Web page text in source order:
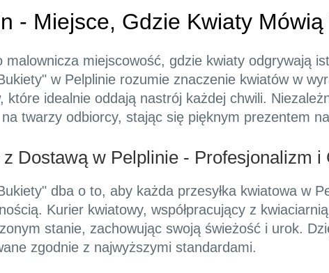
- Miejsce, Gdzie Kwiaty Mówią
malownicza miejscowość, gdzie kwiaty odgrywają
w Pelplinie rozumie znaczenie kwiatów w
które idealnie oddają nastrój każdej chwili.
twarzy odbiorcy, stając się pięknym prezentem
z Dostawą w Pelplinie - Profesjonalizm i
dba o to, aby każda przesyłka kwiatowa w
Kurier kwiatowy, współpracujący z
stanie, zachowując swoją świeżość i urok.
zgodnie z najwyższymi standardami.